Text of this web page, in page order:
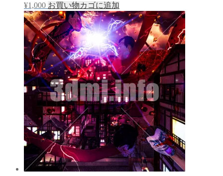
¥1,000 お買い物カゴに追加